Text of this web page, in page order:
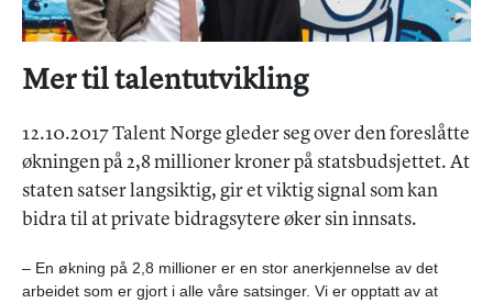
Mer til talentutvikling
12.10.2017 Talent Norge gleder seg over den foreslåtte
økningen på 2,8 millioner kroner på statsbudsjettet. At
staten satser langsiktig, gir et viktig signal som kan
bidra til at private bidragsytere øker sin innsats.
– En økning på 2,8 millioner er en stor anerkjennelse av det
arbeidet som er gjort i alle våre satsinger. Vi er opptatt av at